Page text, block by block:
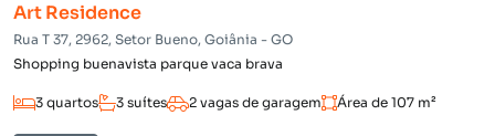
Art Residence
Rua T 37, 2962, Setor Bueno, Goiânia - GO
Shopping buenavista parque vaca brava
3 quartos 3 suítes 2 vagas de garagem Área de 107 m²